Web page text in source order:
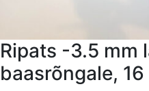
Ripats -3.5 mm
baasrõngale,